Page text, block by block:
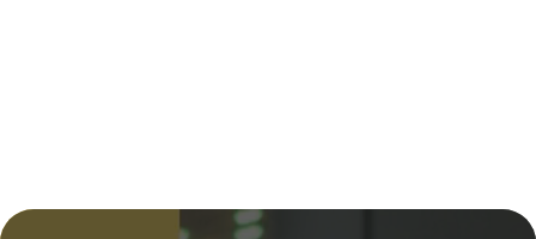
Оставьте ваши контакты и получите